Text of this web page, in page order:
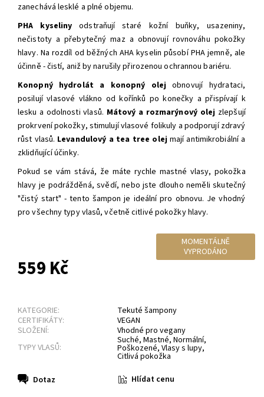
zanechává lesklé a plné objemu.
PHA kyselinyodstraňujístaré kožní buňky, usazeniny,
nečistoty a přebytečný maz a obnovují rovnováhu pokožky
hlavy. Na rozdíl od běžných AHA kyselin působí PHA jemně, ale
účinně - čistí, aniž by narušily přirozenou ochrannou bariéru.
Konopný hydrolát a konopný olej obnovují hydrataci,
posilují vlasové vlákno od kořínků po konečky a přispívají k
lesku a odolnosti vlasů. Mátový a rozmarýnový olejzlepšují
prokrvení pokožky, stimulují vlasové folikuly a podporují zdravý
růst vlasů. Levandulový a tea tree olej mají antimikrobiální a
zklidňující účinky.
Pokud se vám stává, že máte rychle mastné vlasy, pokožka
hlavy je podrážděná, svědí, nebo jste dlouho neměli skutečný
"čistý start" - tento šampon je ideální pro obnovu. Je vhodný
pro všechny typy vlasů, včetně citlivé pokožky hlavy.
MOMENTÁLNĚ
VYPRODÁNO
559 Kč
KATEGORIE:
Tekuté šampony
CERTIFIKÁTY:
VEGAN
SLOŽENÍ:
Vhodné pro vegany
TYPY VLASŮ:
Suché, Mastné, Normální,
Poškozené, Vlasy s lupy,
Citlivá pokožka
Dotaz
Hlídat cenu